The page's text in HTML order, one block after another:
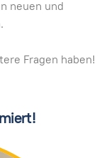
neuen und
Fragen haben!